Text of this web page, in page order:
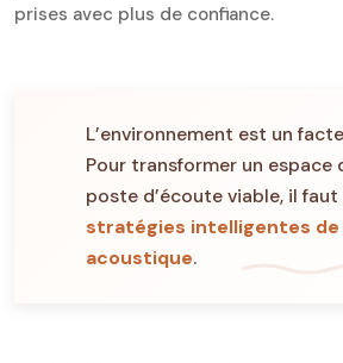
prises avec plus de confiance.
L’environnement est un
Pour transformer un espace
poste d’écoute viable, il
stratégies intelligentes
acoustique.